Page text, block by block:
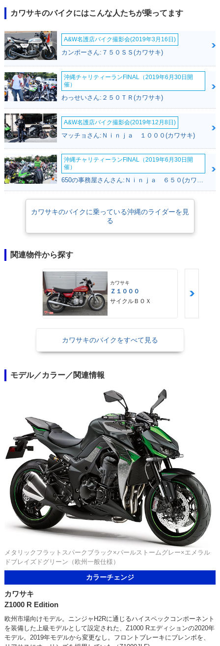
プトを具現化したものとなった。2017年モデルからは、ブレンボ製フロ
ントブレーキなど装備を充実させたRエディションが追加された。また、
2011年からはフルカウル装備の兄弟モデルとしてニンジャ
1000（Z1000SX)も設定されていた。
カワサキのバイクにはこんな人たちが乗ってます
A&W名護店バイク撮影会(2019年3月16日)
カンポーさん:７５０ＳＳ(カワサキ)
沖縄チャリティーランFINAL（2019年6月30日開
催）
わっせいさん:２５０ＴＲ(カワサキ)
A&W名護店バイク撮影会(2019年12月8日)
マッチョさん:Ｎｉｎｊａ １０００(カワサキ)
沖縄チャリティーランFINAL（2019年6月30日開
催）
650の事務屋さんさん:Ｎｉｎｊａ ６５０(カワサキ)
カワサキのバイクに乗っている沖縄のライダーを見
る
関連物件から探す
カワサキ
Ｚ１０００
サイクルＢＯＸ
カワサキのバイクをすべて見る
モデル／カラー／関連情報
メタリックフラットスパークブラック×パールストームグレー×エメラル
ドブレイズドグリーン（欧州一般仕様）
カラーチェンジ
カワサキ
Z1000 R Edition
欧州市場向けモデル。ニンジャH2Rに通じるハイスペックコンポーネント
を装備した上級モデルとして設定された、Z1000 Rエディションの2020年
モデル。2019年モデルから変更なし。フロントブレーキにブレンボを、